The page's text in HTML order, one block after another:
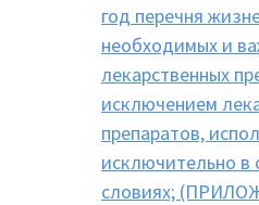
год перечня
необходимых и
лекарственных
исключением
препаратов,
исключительно в
словиях;